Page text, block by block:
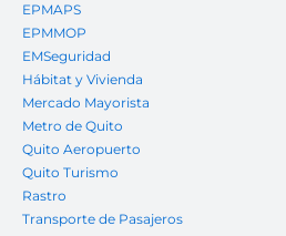
EPMAPS
EPMMOP
EMSeguridad
Hábitat y Vivienda
Mercado Mayorista
Metro de Quito
Quito Aeropuerto
Quito Turismo
Rastro
Transporte de Pasajeros